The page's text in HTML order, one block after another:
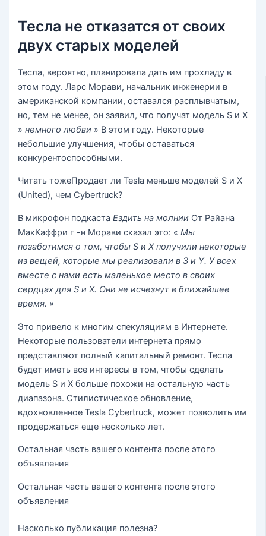
Тесла не отказатся от своих
двух старых моделей
Тесла, вероятно, планировала дать им прохладу в
этом году. Ларс Морави, начальник инженерии в
американской компании, оставался расплывчатым,
но, тем не менее, он заявил, что получат модель S и X
»немного любви » В этом году. Некоторые
небольшие улучшения, чтобы оставаться
конкурентоспособными.
Читать тожеПродает ли Tesla меньше моделей S и X
(United), чем Cybertruck?
В микрофон подкастаЕздить на молнии От Райана
МакКаффри г -н Морави сказал это: « Мы
позаботимся о том, чтобы S и X получили некоторые
из вещей, которые мы реализовали в 3 и Y. У всех
вместе с нами есть маленькое место в своих
сердцах для S и X. Они не исчезнут в ближайшее
время. »
Это привело к многим спекуляциям в Интернете.
Некоторые пользователи интернета прямо
представляют полный капитальный ремонт. Тесла
будет иметь все интересы в том, чтобы сделать
модель S и X больше похожи на остальную часть
диапазона. Стилистическое обновление,
вдохновленное Tesla Cybertruck, может позволить им
продержаться еще несколько лет.
Остальная часть вашего контента после этого
объявления
Остальная часть вашего контента после этого
объявления
Насколько публикация полезна?